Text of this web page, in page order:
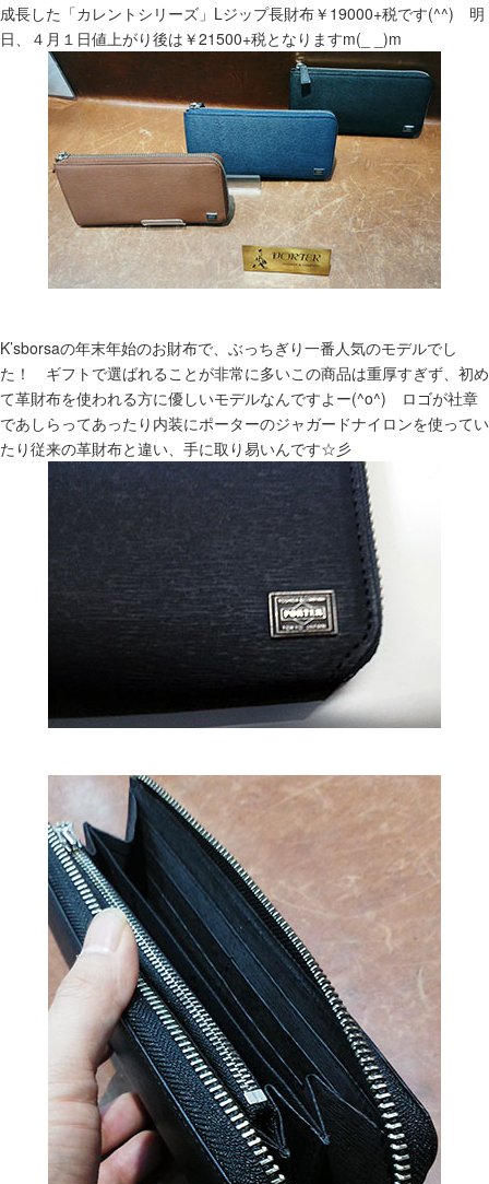
成長した「カレントシリーズ」Lジップ長財布￥19000+税です(^^) 明
日、４月１日値上がり後は￥21500+税となりますm(_ _)m
K’sborsaの年末年始のお財布で、ぶっちぎり一番人気のモデルでし
た！ ギフトで選ばれることが非常に多いこの商品は重厚すぎず、初め
て革財布を使われる方に優しいモデルなんですよー(^o^) ロゴが社章
であしらってあったり内装にポーターのジャガードナイロンを使ってい
たり従来の革財布と違い、手に取り易いんです☆彡